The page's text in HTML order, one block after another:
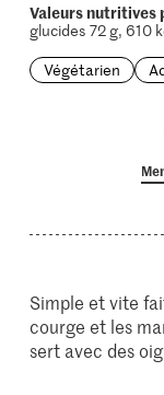
Valeurs nutritives
glucides 72 g, 610
Végétarien
Simple et vite
courge et les
sert avec des